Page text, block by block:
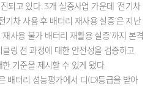
되고 있다. 3개 실증사업 가운데 ‘전기차
기차 사용 후 배터리 재사용 실증’은 지난
사용 불가 배터리 재활용 실증’까지 본격
링 전 과정에 대한 안전성을 검증하고
기준을 제시할 수 있게 됐다.
배터리 성능평가에서 디(D)등급을 받아